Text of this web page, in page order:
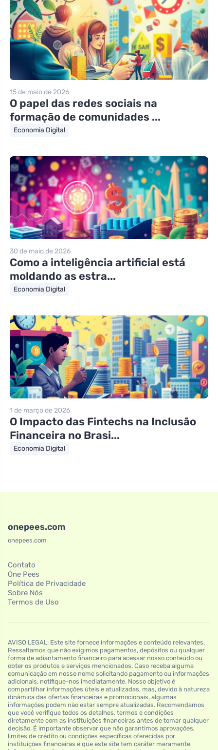
15 de maio de 2026
O papel das redes sociais na
formação de comunidades ...
Economia Digital
30 de maio de 2026
Como a inteligência artificial está
moldando as estra...
Economia Digital
1 de março de 2026
O Impacto das Fintechs na Inclusão
Financeira no Brasi...
Economia Digital
onepees.com
onepees.com
Contato
One Pees
Política de Privacidade
Sobre Nós
Termos de Uso
AVISO LEGAL: Este site fornece informações e conteúdo relevantes.
Ressaltamos que não exigimos pagamentos, depósitos ou qualquer
forma de adiantamento financeiro para acessar nosso conteúdo ou
obter os produtos e serviços mencionados. Caso receba alguma
comunicação em nosso nome solicitando pagamento ou informações
adicionais, notifique-nos imediatamente. Nosso objetivo é
compartilhar informações úteis e atualizadas, mas, devido à natureza
dinâmica das ofertas financeiras e promocionais, algumas
informações podem não estar sempre atualizadas. Recomendamos
que você verifique todos os detalhes, termos e condições
diretamente com as instituições financeiras antes de tomar qualquer
decisão. É importante observar que não garantimos aprovações,
limites de crédito ou condições específicas oferecidas por
instituições financeiras e que este site tem caráter meramente